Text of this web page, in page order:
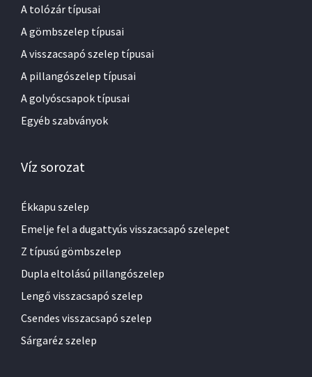
A tolózár típusai
A gömbszelep típusai
A visszacsapó szelep típusai
A pillangószelep típusai
A golyóscsapok típusai
Egyéb szabványok
Víz sorozat
Ékkapu szelep
Emelje fel a dugattyús visszacsapó szelepet
Z típusú gömbszelep
Dupla eltolású pillangószelep
Lengő visszacsapó szelep
Csendes visszacsapó szelep
Sárgaréz szelep